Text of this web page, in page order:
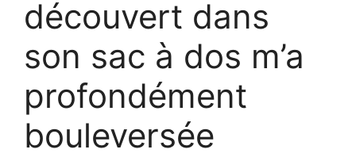
découvert dans
son sac à dos m’a
profondément
bouleversée